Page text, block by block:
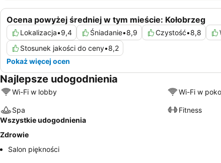
Ocena powyżej średniej w tym mieście: Kołobrzeg
Lokalizacja•9,4 Śniadanie•8,9 Czystość•8,8
Stosunek jakości do ceny•8,2
Pokaż więcej ocen
Najlepsze udogodnienia
Wi-Fi w lobby Wi-Fi w
Spa
Fitness
Wszystkie udogodnienia
Zdrowie
Salon piękności